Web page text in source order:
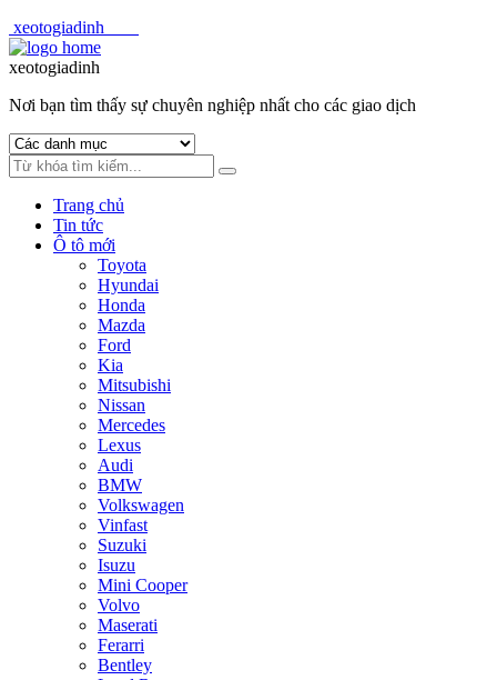
xeotogiadinh
Skip
to
Skip
to
xeotogiadinh
Nơi bạn tìm thấy sự chuyên nghiệp nhất cho các giao dịch
Trang chủ
Tin tức
Ô tô mới
Toyota
Hyundai
Honda
Mazda
Ford
Kia
Mitsubishi
Nissan
Mercedes
Lexus
Audi
BMW
Volkswagen
Vinfast
Suzuki
Isuzu
Mini Cooper
Volvo
Maserati
Ferarri
Bentley